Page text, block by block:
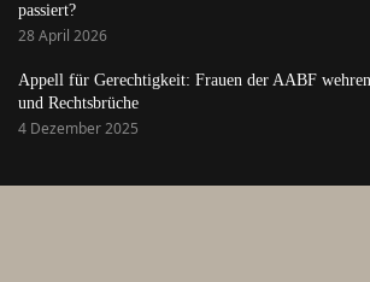
passiert?
28 April 2026
Appell für Gerechtigkeit: Frauen der AABF
und Rechtsbrüche
4 Dezember 2025